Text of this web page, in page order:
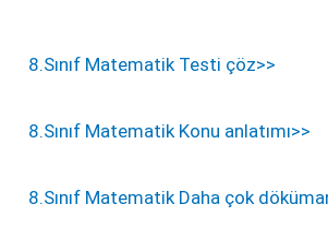
8.Sınıf Matematik Testi çöz>>
8.Sınıf Matematik Konu anlatımı>>
8.Sınıf Matematik Daha çok